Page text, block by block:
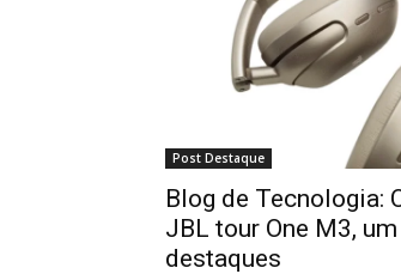
Post Destaque
Blog de Tecnologia:
JBL tour One M3,
destaques